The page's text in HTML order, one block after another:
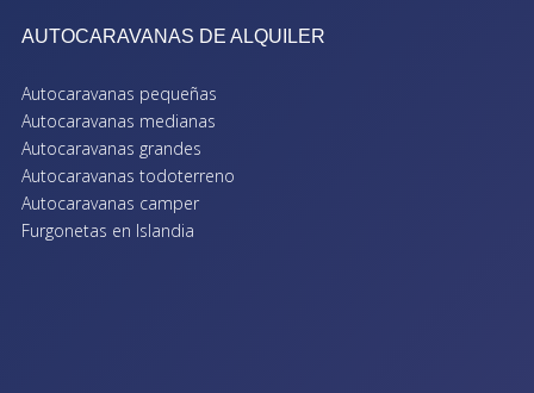
AUTOCARAVANAS DE ALQUILER
Autocaravanas pequeñas
Autocaravanas medianas
Autocaravanas grandes
Autocaravanas todoterreno
Autocaravanas camper
Furgonetas en Islandia